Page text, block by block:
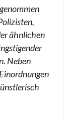
ähnlichen
Neben